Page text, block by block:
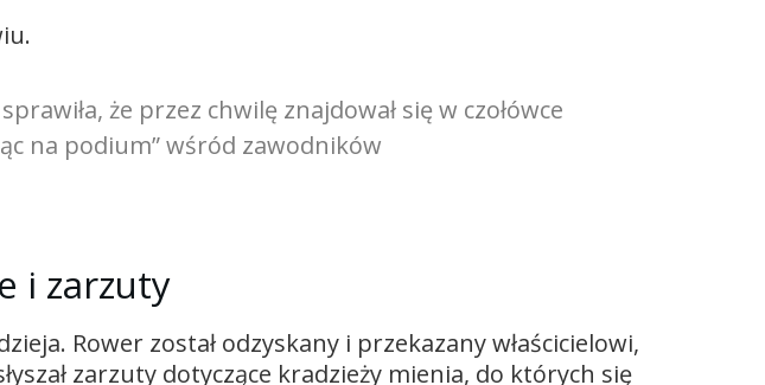
że przez chwilę znajdował się w czołówce
na podium” wśród zawodników
i zarzuty
Rower został odzyskany i przekazany właścicielowi,
zarzuty dotyczące kradzieży mienia, do których się